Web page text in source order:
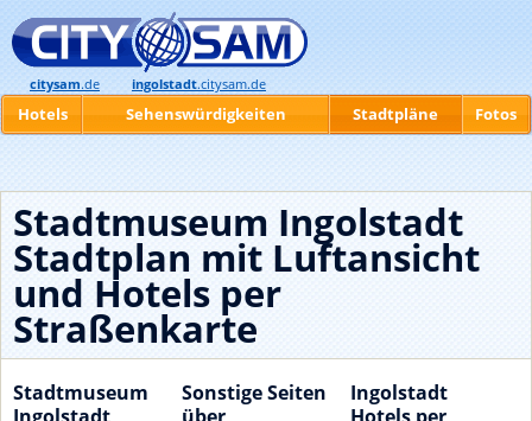
Stadtmuseum Ingolstadt
Stadtplan mit Luftansicht
und Hotels per
Straßenkarte
Stadtmuseum
Sonstige Seiten
Ingolstadt
citysam.de ingolstadt.citysam.de
Hotels Sehenswürdigkeiten Stadtpläne Fotos